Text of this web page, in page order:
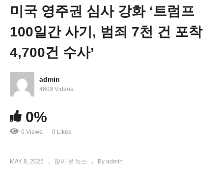
트럼프 아시아계 추방 대상자들 리비아 추방하려다
법원서 제동 ‘3국 추방 금지’
미국 영주권 심사 강화 ‘트럼프
100일간 사기, 범죄 7천 건 포착
4,700건 수사’
admin
4609 Videos
0%
0 Views 0 Likes
MAY 8, 2025 많이 본 뉴스 By admin